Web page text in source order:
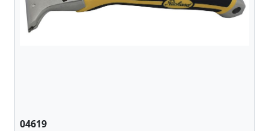
04619